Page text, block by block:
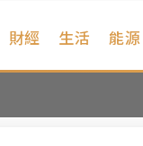
財經 生活 能源
壓2車